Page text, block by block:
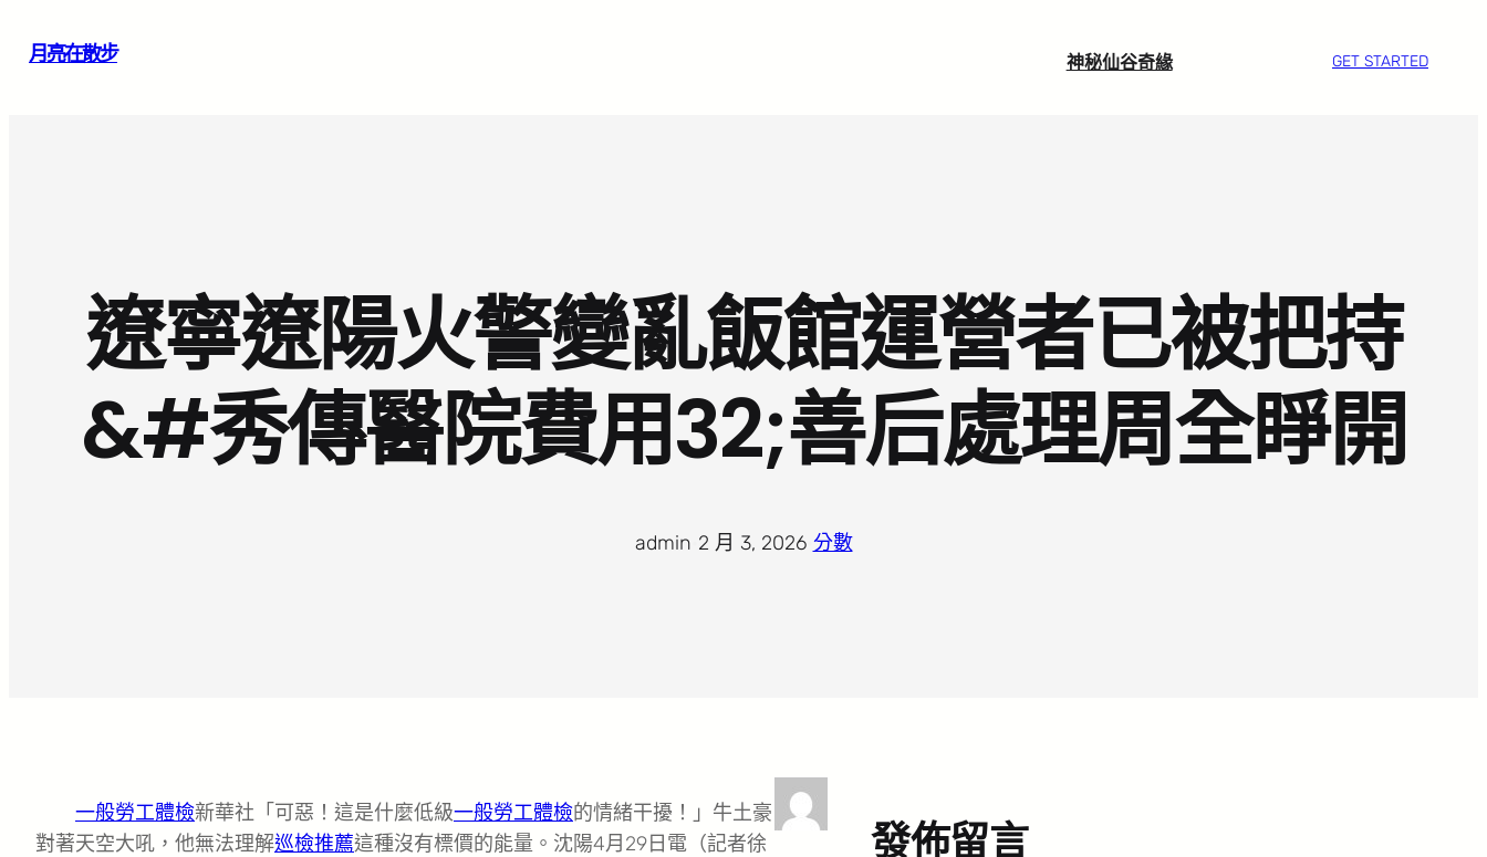
月亮在散步 神秘仙谷奇緣 GET STARTED
遼寧遼陽火警變亂飯館運營者已被把持
&#秀傳醫院費用32;善后處理周全睜開
admin 2 月 3, 2026· 分數
一般勞工體檢新華社「可惡！這是什麼低級一般勞工體檢的情緒干擾！」牛土豪
對著天空大吼，他無法理解巡檢推薦這種沒有標價的能量。沈陽4月29日電（記者徐
發佈留言